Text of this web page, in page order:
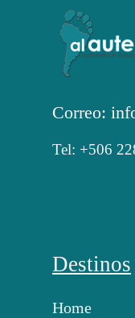
Correo:
Tel: +506
Destinos
Home